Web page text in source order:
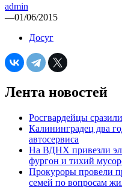
admin
—01/06/2015
Досуг
Лента новостей
Росгвардейцы
Калининградец два
автосервиса
На ВДНХ привезли
фургон и тихий
Прокуроры провели
семей по вопросам